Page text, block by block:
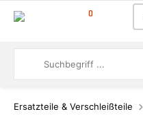
0
Ersatzteile & Verschleißteile